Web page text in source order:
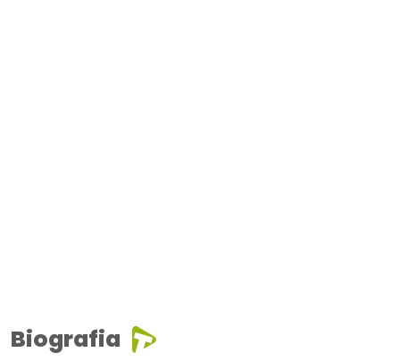
Biografia